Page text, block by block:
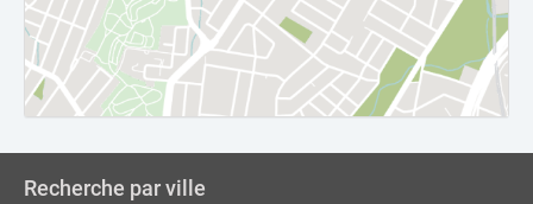
Recherche par ville